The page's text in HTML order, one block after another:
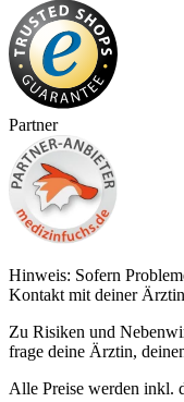
Partner
Hinweis: Sofern
Kontakt mit deiner
Zu Risiken und
frage deine Ärztin,
Alle Preise werden inkl.